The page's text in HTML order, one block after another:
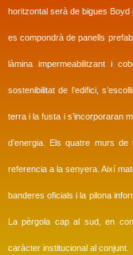
horitzontal serà de bigues Boyd
es compondrà de panells
làmina impermeabilitzant i
sostenibilitat de l’edifici,
terra i la fusta i s’incorporaran
d’energia.Els quatre murs de
referencia a la senyera. Així
banderes oficials i la pilona
La pèrgola cap al sud, en
caràcter institucional al conjunt.